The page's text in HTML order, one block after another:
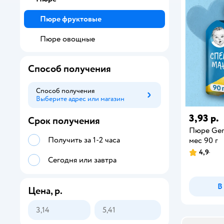
3,93 р.
Пюре
мес 90 г
4,9
В
Пюре фруктовые
Пюре овощные
Способ получения
Способ получения
Выберите адрес или магазин
Способ получения
Срок получения
Получить за 1-2 часа
Сегодня или завтра
Цена, р.